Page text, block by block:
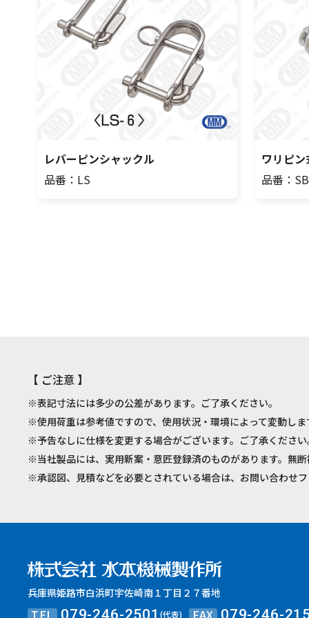
レバーピンシャックル
品番：LS
ワリピ
品番：
【 ご注意 】
※表記寸法には多少の公差があります。ご了承ください。
※使用荷重は参考値ですので、使用状況・環境によって変動し
※予告なしに仕様を変更する場合がございます。ご了承くださ
※当社製品には、実用新案・意匠登録済のものがあります。無
※承認図、見積などを必要とされている場合は、お問い合わせ
兵庫県姫路市白浜町宇佐崎南１丁目２７番地
TEL 079-246-2501(代表) FAX 079-246-